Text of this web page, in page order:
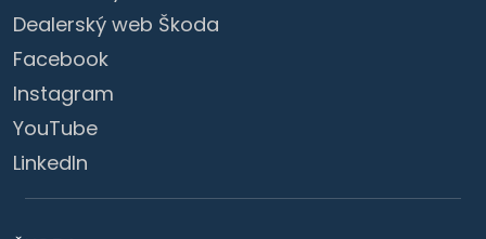
Dealerský web Škoda
Facebook
Instagram
YouTube
LinkedIn